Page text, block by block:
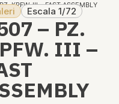
KPFW. III – FAST ASSEMBLY
Escala 1/72
– PZ.
III –